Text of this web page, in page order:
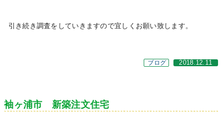
引き続き調査をしていきますので宜しくお願い致します。
ブログ 2018.12.11
袖ヶ浦市 新築注文住宅